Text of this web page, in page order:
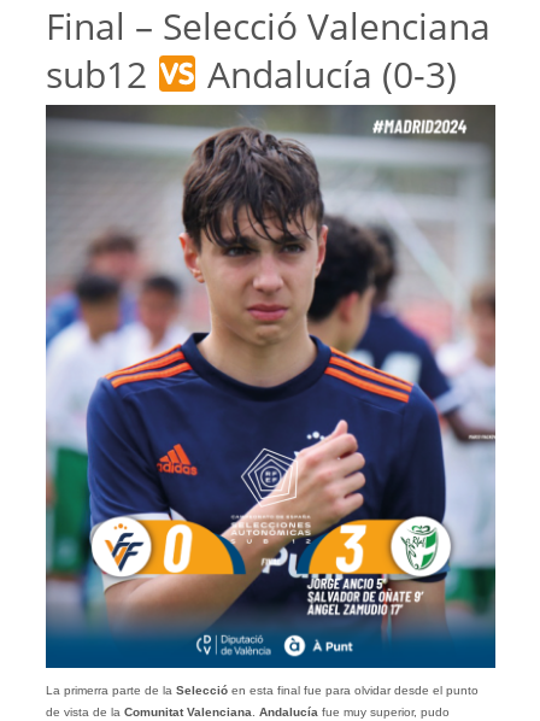
Final – Selecció Valenciana
sub12
Andalucía (0-3)
La primerra parte de la Seleccióen esta final fue para olvidar desde el punto
de vista de la Comunitat Valenciana Andalucía fue muy superior, pudo